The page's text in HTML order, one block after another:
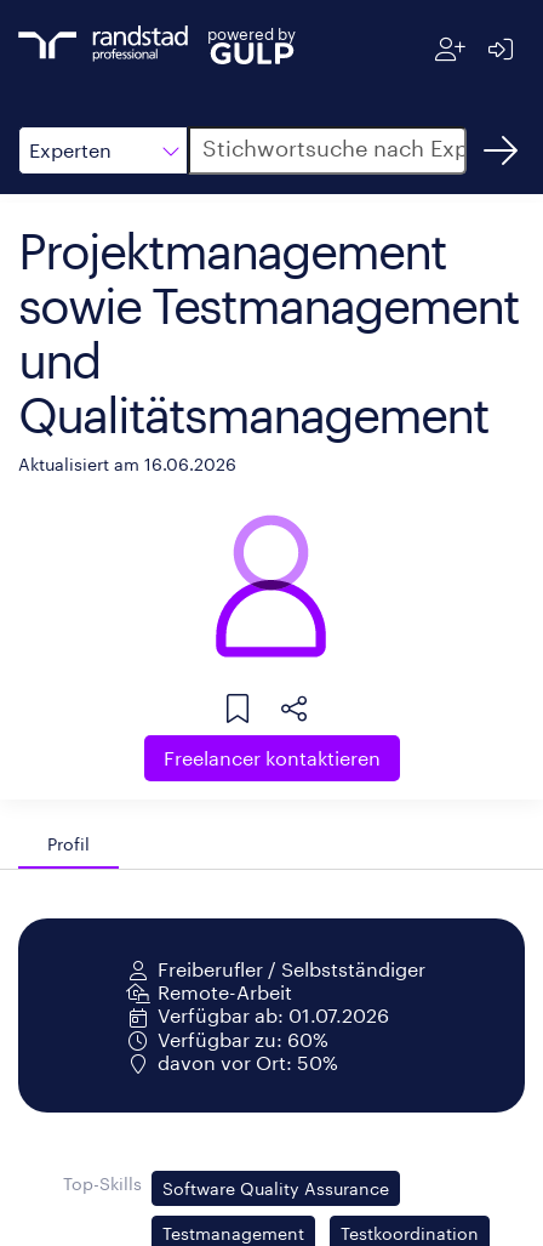
powered by
Experten
Suche
Projektmanagement
sowie Testmanagement
und
Qualitätsmanagement
Aktualisiert am 16.06.2026
Freelancer kontaktieren
Profil
Freiberufler / Selbstständiger
Remote-Arbeit
Verfügbar ab: 01.07.2026
Verfügbar zu: 60%
davon vor Ort: 50%
Top-Skills Software Quality Assurance
Testmanagement Testkoordination